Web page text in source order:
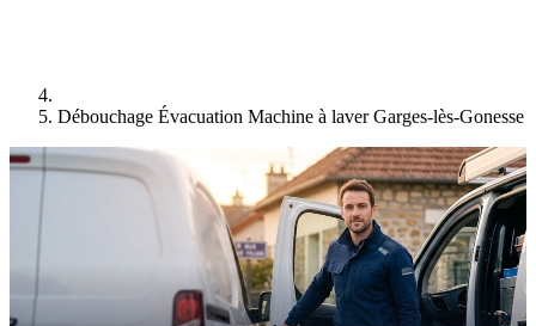
Débouchage Évacuation Machine à laver Garges-lès-Gonesse